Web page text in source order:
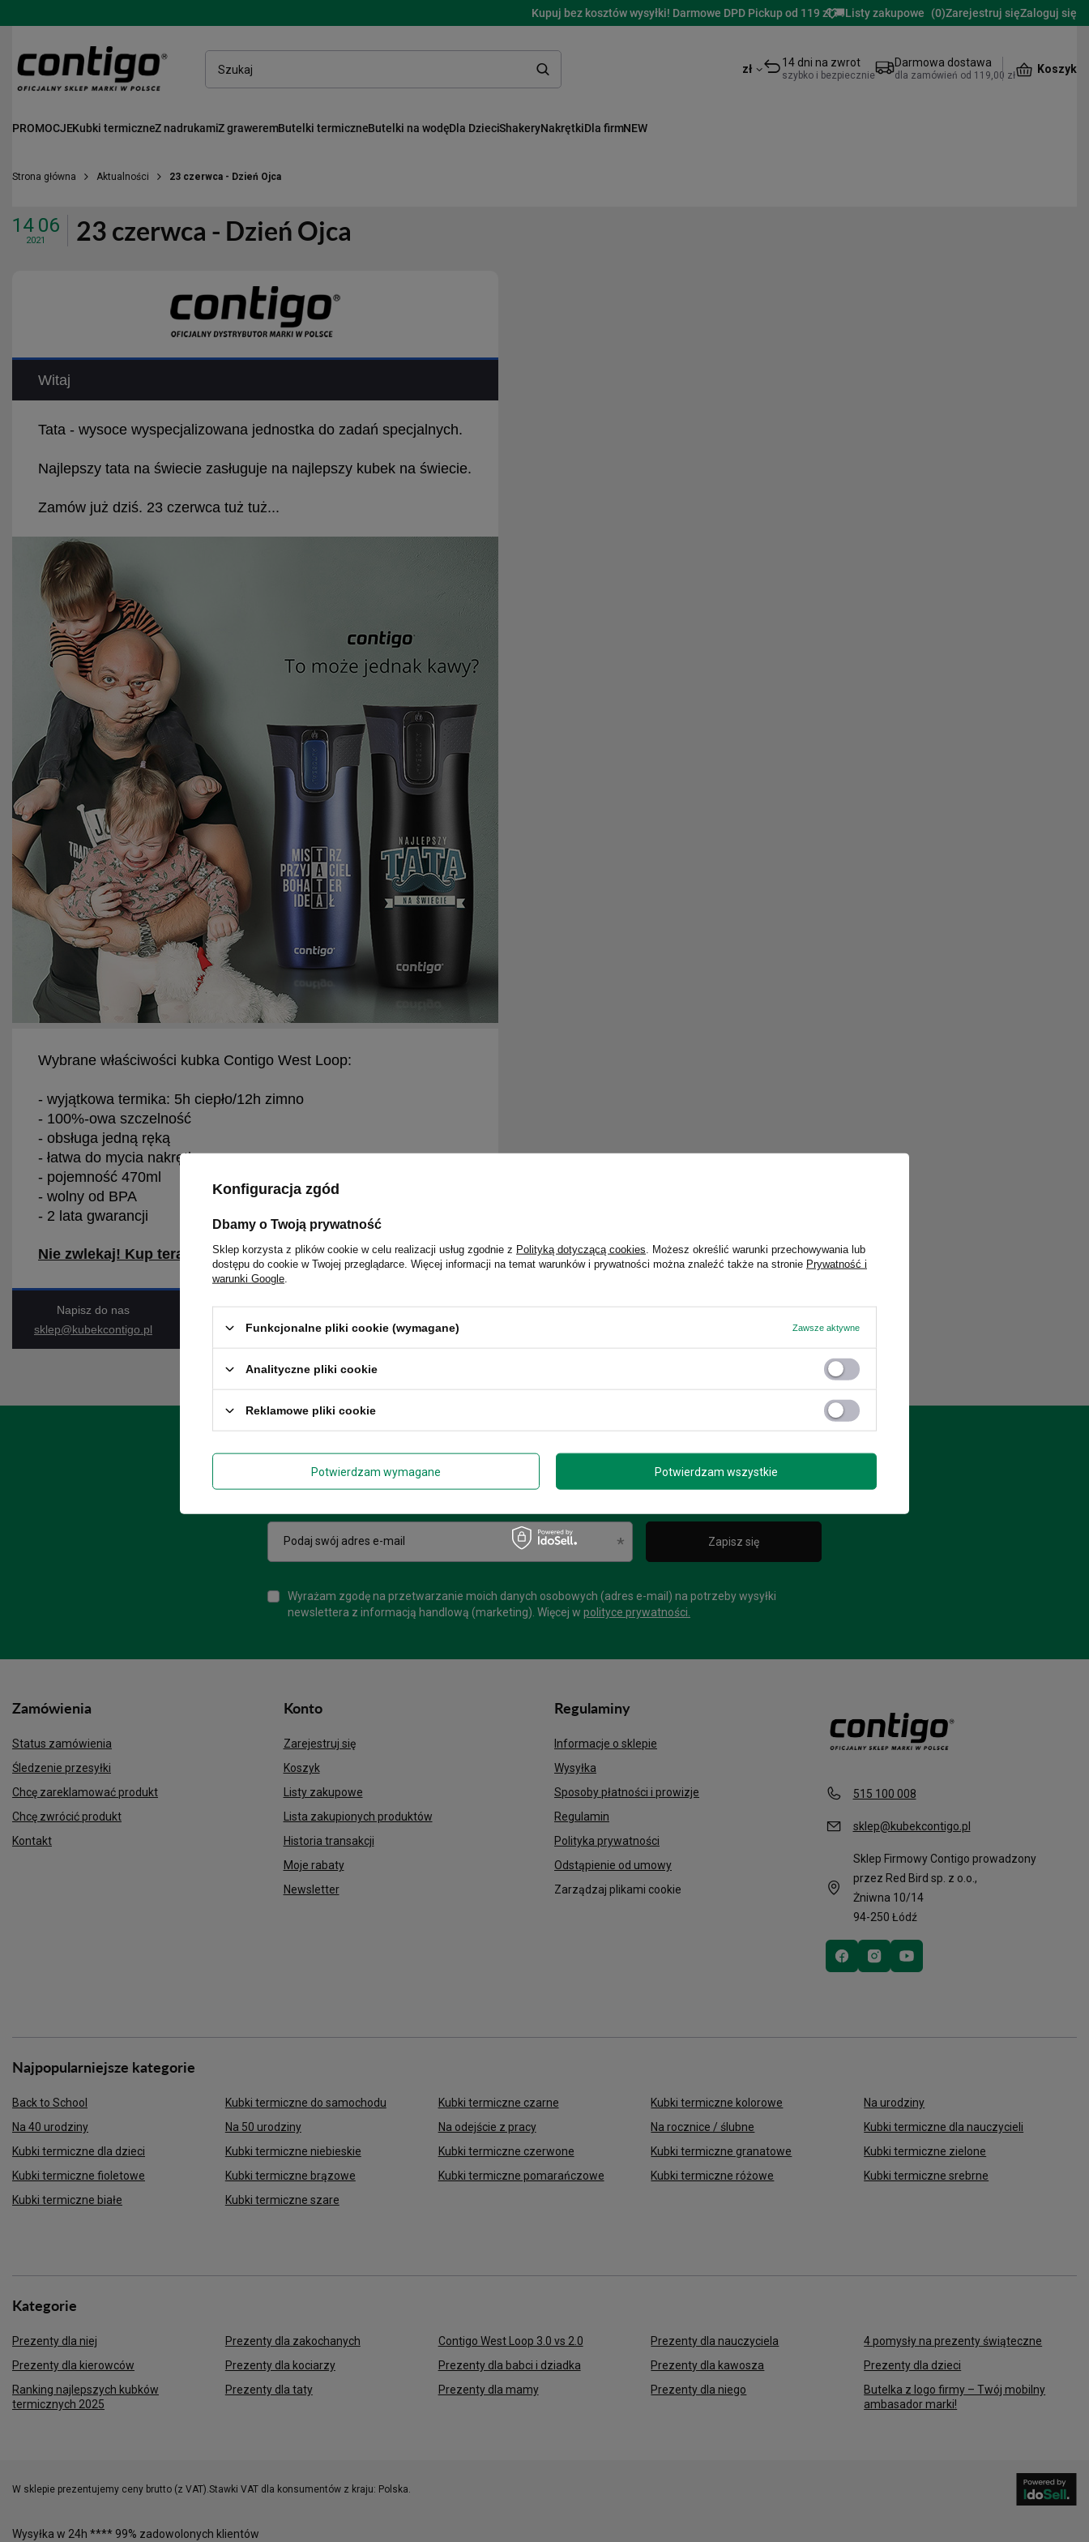
Kupuj bez kosztów wysyłki! Darmowe DPD Pickup od 119 zł 🚚Listy zakupowe (0)Zarejestruj sięZaloguj się
zł 14 dni na zwrot
szybko i bezpiecznie
Darmowa dostawa
dla zamówień od 119,00 zł
Koszyk
PROMOCJEKubki termiczneZ nadrukamiZ graweremButelki termiczneButelki na wodęDla DzieciShakeryNakrętkiDla firmNEW
Strona główna Aktualności 23 czerwca - Dzień Ojca
14 06
2021 23 czerwca - Dzień Ojca
Witaj
Tata - wysoce wyspecjalizowana jednostka do zadań specjalnych.
Najlepszy tata na świecie zasługuje na najlepszy kubek na świecie.
Zamów już dziś. 23 czerwca tuż tuż...
Wybrane właściwości kubka Contigo West Loop:
- wyjątkowa termika: 5h ciepło/12h zimno
- 100%-owa szczelność
- obsługa jedną ręką
- łatwa do mycia nakrętka
- pojemność 470ml
- wolny od BPA
- 2 lata gwarancji
Nie zwlekaj! Kup teraz - 129,99zł.
Napisz do nas
sklep@kubekcontigo.pl
Zgarnij 20zł na następne zakupy
Zapisz się do newslettera i zgarnij rabat na kolejne zakupy!
Podaj swój adres e-mail
Wyrażam zgodę na przetwarzanie moich danych osobowych (adres e-mail) na potrzeby wysyłki
newslettera z informacją handlową (marketing). Więcej w polityce prywatności.
Zapisz się
Zamówienia
Status zamówienia
Śledzenie przesyłki
Chcę zareklamować produkt
Chcę zwrócić produkt
Kontakt
Konto
Zarejestruj się
Koszyk
Listy zakupowe
Lista zakupionych produktów
Historia transakcji
Moje rabaty
Newsletter
Regulaminy
Informacje o sklepie
Wysyłka
Sposoby płatności i prowizje
Regulamin
Polityka prywatności
Odstąpienie od umowy
Zarządzaj plikami cookie
515 100 008
sklep@kubekcontigo.pl
Sklep Firmowy Contigo prowadzony
przez Red Bird sp. z o.o.,
Żniwna 10/14
94-250 Łódź
Najpopularniejsze kategorie
Back to School Kubki termiczne do samochodu Kubki termiczne czarne Kubki termiczne kolorowe
Na urodziny
Na 40 urodziny
Na 50 urodziny Na odejście z pracy Na rocznice / ślubne
Kubki termiczne dla nauczycieli
Kubki termiczne dla dzieci
Kubki termiczne niebieskie Kubki termiczne czerwone Kubki termiczne granatowe
Kubki termiczne zielone
Kubki termiczne fioletowe
Kubki termiczne brązowe Kubki termiczne pomarańczowe Kubki termiczne różowe
Kubki termiczne srebrne
Kubki termiczne białe
Kubki termiczne szare
Kategorie
Prezenty dla niej Prezenty dla zakochanych Contigo West Loop 3.0 vs 2.0 Prezenty dla nauczyciela
4 pomysły na prezenty świąteczne
Prezenty dla kierowców
Prezenty dla kociarzy Prezenty dla babci i dziadka Prezenty dla kawosza
Prezenty dla dzieci
Ranking najlepszych kubków
termicznych 2025
Prezenty dla taty Prezenty dla mamy Prezenty dla niego
Butelka z logo firmy – Twój mobilny
ambasador marki!
W sklepie prezentujemy ceny brutto (z VAT). Stawki VAT dla konsumentów z kraju: Polska
Wysyłka w 24h **** 99% zadowolonych klientów
Konfiguracja zgód
Dbamy o Twoją prywatność
Sklep korzysta z plików cookie w celu realizacji usług zgodnie z Polityką dotyczącą cookies . Możesz określić warunki przechowywania lub
dostępu do cookie w Twojej przeglądarce. Więcej informacji na temat warunków i prywatności można znaleźć także na stronie Prywatność i
warunki Google
Funkcjonalne pliki cookie (wymagane) Zawsze aktywne
Analityczne pliki cookie
Reklamowe pliki cookie
Potwierdzam wymagane Potwierdzam wszystkie